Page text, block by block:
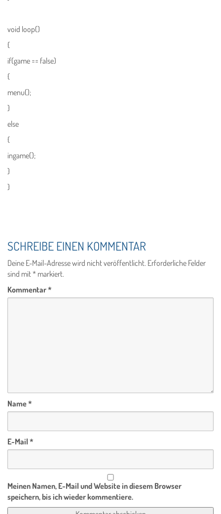
void loop()
{
if(game == false)
{
menu();
}
else
{
ingame();
}
}
SCHREIBE EINEN KOMMENTAR
Deine E-Mail-Adresse wird nicht veröffentlicht. Erforderliche Felder
sind mit* markiert.
Kommentar*
Name*
E-Mail *
Meinen Namen, E-Mail und Website in diesem Browser
speichern, bis ich wieder kommentiere.